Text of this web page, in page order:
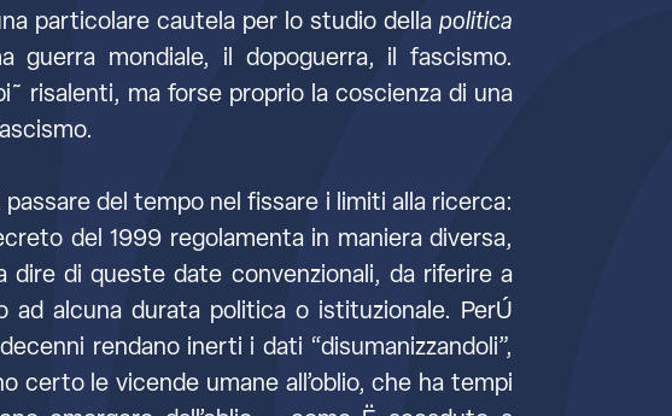
particolare cautela per lo studio della politica
guerra mondiale, il dopoguerra, il fascismo.
risalenti, ma forse proprio la coscienza di una
del tempo nel fissare i limiti alla ricerca:
del 1999 regolamenta in maniera diversa,
di queste date convenzionali, da riferire a
ad alcuna durata politica o istituzionale. PerÚ
rendano inerti i dati “disumanizzandoli”,
certo le vicende umane all’oblio, che ha tempi